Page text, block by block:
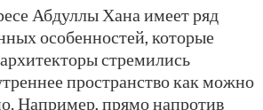
Абдуллы Хана имеет ряд
особенностей, которые
стремились
пространство как можно
Например, прямо напротив